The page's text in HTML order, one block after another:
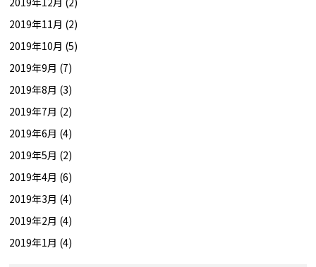
2019年11月 (2)
2019年10月 (5)
2019年9月 (7)
2019年8月 (3)
2019年7月 (2)
2019年6月 (4)
2019年5月 (2)
2019年4月 (6)
2019年3月 (4)
2019年2月 (4)
2019年1月 (4)